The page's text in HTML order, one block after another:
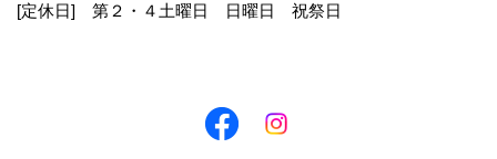
合は、その都度利用目的を明示させていただきま
1.お客様からのお問合せの対応
[定休日] 第２・４土曜日 日曜日 祝祭日